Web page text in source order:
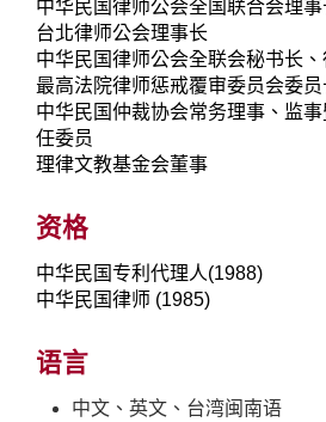
中华民国律师公会全国联合会理事
台北律师公会理事长
中华民国律师公会全联会秘书长
最高法院律师惩戒覆审委员会委员
中华民国仲裁协会常务理事、监
任委员
理律文教基金会董事
资格
中华民国专利代理人(1988)
中华民国律师 (1985)
语言
中文、英文、台湾闽南语